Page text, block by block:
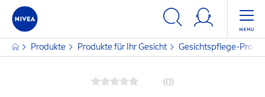
Produkte Produkte für Ihr Gesicht Gesichtspflege-
(0)